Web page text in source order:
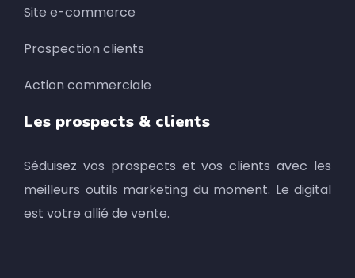
Site e-commerce
Prospection clients
Action commerciale
Les prospects & clients
Séduisez vos prospects et vos clients avec les
meilleurs outils marketing du moment. Le digital
est votre allié de vente.